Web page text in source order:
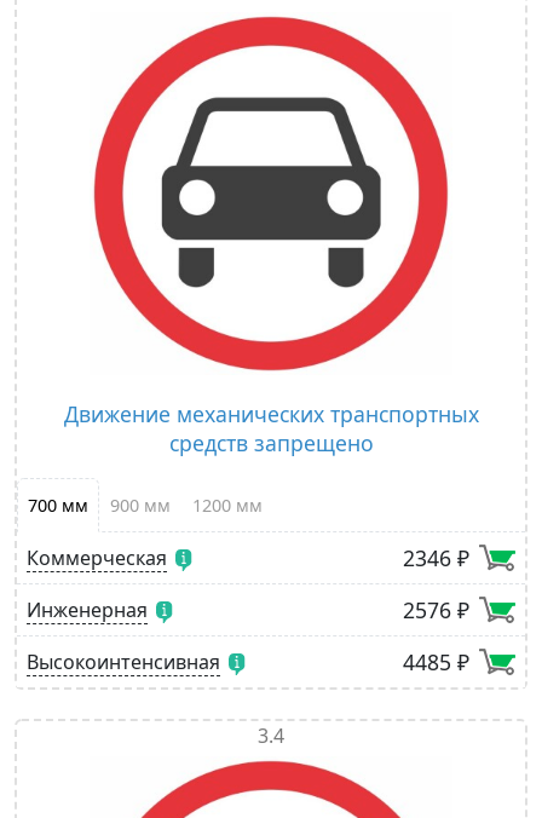
Движение механических транспортных
средств запрещено
700 мм 900 мм 1200 мм
Коммерческая 2346 ₽
Инженерная 2576 ₽
Высокоинтенсивная 4485 ₽
3.4